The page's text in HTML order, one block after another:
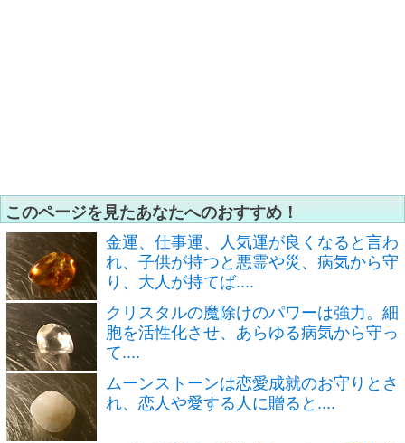
このページを見たあなたへのおすすめ！
金運、仕事運、人気運が良くなると言わ
れ、子供が持つと悪霊や災、病気から守
り、大人が持てば....
クリスタルの魔除けのパワーは強力。細
胞を活性化させ、あらゆる病気から守っ
て....
ムーンストーンは恋愛成就のお守りとさ
れ、恋人や愛する人に贈ると....